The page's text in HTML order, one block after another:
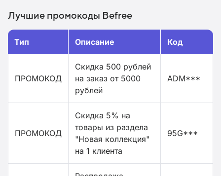
Лучшие промокоды Befree
Тип Описание Код
ПРОМОКОД
Скидка 500 рублей
на заказ от 5000
рублей
ADM***
ПРОМОКОД
Скидка 5% на
товары из раздела
"Новая коллекция"
на 1 клиента
95G***